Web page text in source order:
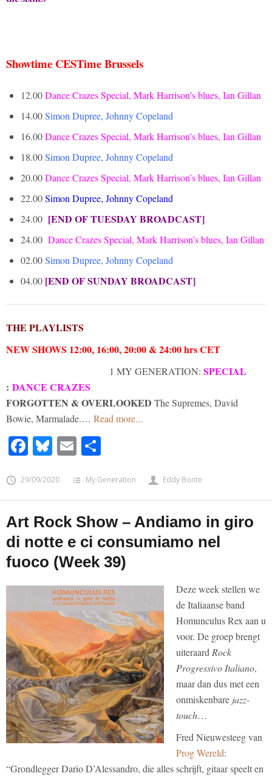
Showtime CESTime Brussels
12.00Dance Crazes Special, Mark Harrison’s blues, Ian Gillan
14.00Simon Dupree, Johnny Copeland
16.00Dance Crazes Special, Mark Harrison’s blues, Ian Gillan
18.00Simon Dupree, Johnny Copeland
20.00Dance Crazes Special, Mark Harrison’s blues, Ian Gillan
22.00Simon Dupree, Johnny Copeland
24.00 [END OF TUESDAY BROADCAST]
24.00 Dance Crazes Special, Mark Harrison’s blues, Ian Gillan
02.00Simon Dupree, Johnny Copeland
04.00 [END OF SUNDAY BROADCAST]
THE PLAYLISTS
NEW SHOWS 12:00, 16:00, 20:00 & 24:00 hrs CET
1 MY GENERATION: SPECIAL
: DANCE CRAZES
FORGOTTEN & OVERLOOKED The Supremes, David
Bowie, Marmalade.… Read more...
Facebook
Bluesky
Email
29/09/2020 My Generation Eddy Bonte
Art Rock Show – Andiamo in giro
di notte e ci consumiamo nel
fuoco (Week 39)
Deze week stellen we
de Italiaanse band
Homunculus Rex aan u
voor. De groep brengt
uiteraardRock
Progressivo Italiano,
maar dan dus met een
onmiskenbare jazz-
touch…
Fred Nieuwesteeg van
Prog Wereld:
“Grondlegger Dario D’Alessandro, die alles schrijft, gitaar speelt en